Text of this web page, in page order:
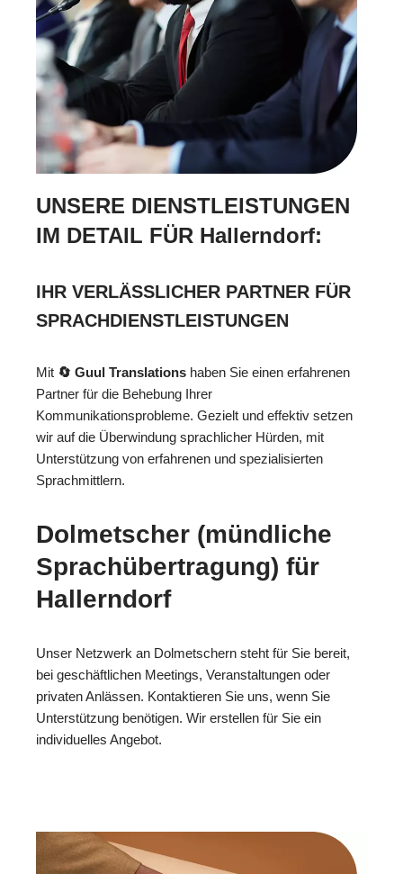
UNSERE DIENSTLEISTUNGEN
IM DETAIL FÜR Hallerndorf:
IHR VERLÄSSLICHER PARTNER FÜR
SPRACHDIENSTLEISTUNGEN
Mit 🔄 Guul Translations haben Sie einen erfahrenen
Partner für die Behebung Ihrer
Kommunikationsprobleme. Gezielt und effektiv setzen
wir auf die Überwindung sprachlicher Hürden, mit
Unterstützung von erfahrenen und spezialisierten
Sprachmittlern.
Dolmetscher (mündliche
Sprachübertragung) für
Hallerndorf
Unser Netzwerk an Dolmetschern steht für Sie bereit,
bei geschäftlichen Meetings, Veranstaltungen oder
privaten Anlässen. Kontaktieren Sie uns, wenn Sie
Unterstützung benötigen. Wir erstellen für Sie ein
individuelles Angebot.